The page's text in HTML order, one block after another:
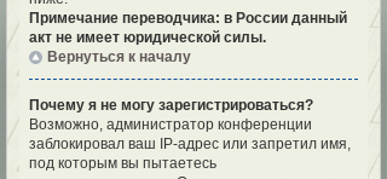
Примечание переводчика: в России данный
акт не имеет юридической силы.
Вернуться к началу
Почему я не могу зарегистрироваться?
Возможно, администратор конференции
заблокировал ваш IP-адрес или запретил имя,
под которым вы пытаетесь